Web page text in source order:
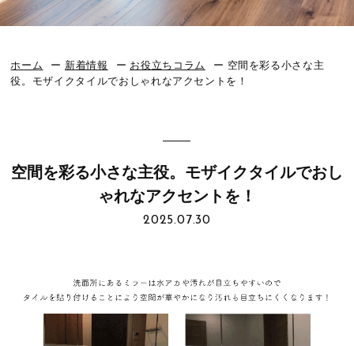
ホーム 新着情報 お役立ちコラム
空間を彩る小さな主
役。モザイクタイルでおしゃれなアクセントを！
空間を彩る小さな主役。モザイクタイルでおし
ゃれなアクセントを！
2025.07.30